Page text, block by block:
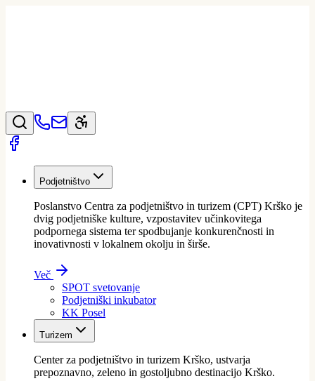
Podjetništvo
Poslanstvo Centra za podjetništvo in turizem (CPT) Krško je
dvig podjetniške kulture, vzpostavitev učinkovitega
podpornega sistema ter spodbujanje konkurenčnosti in
inovativnosti v lokalnem okolju in širše.
Več
SPOT svetovanje
Podjetniški inkubator
KK Posel
Turizem
Center za podjetništvo in turizem Krško, ustvarja
prepoznavno, zeleno in gostoljubno destinacijo Krško.